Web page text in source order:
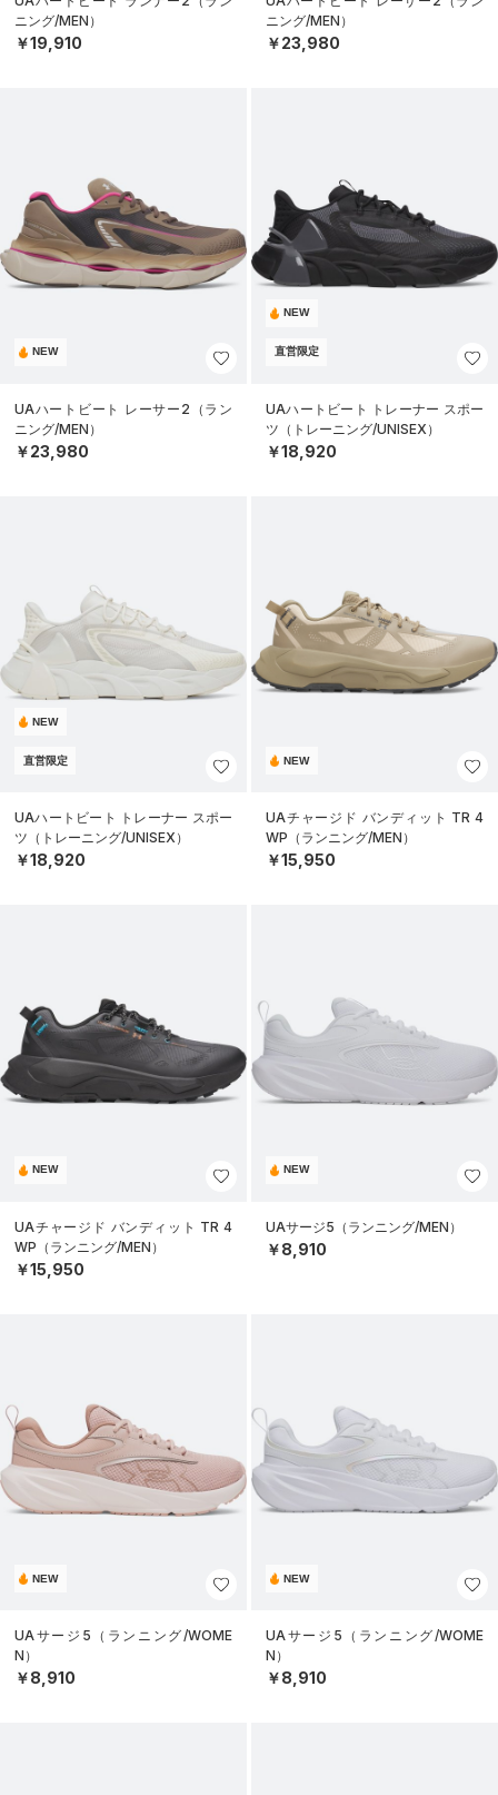
ニング/MEN）
￥19,910
ニング/MEN）
￥23,980
NEW
UAハートビート レーサー2（ラン
ニング/MEN）
￥23,980
NEW
直営限定
UAハートビート トレーナー スポー
ツ（トレーニング/UNISEX）
￥18,920
NEW
直営限定
UAハートビート トレーナー スポー
ツ（トレーニング/UNISEX）
￥18,920
NEW
UAチャージド バンディット TR 4
WP（ランニング/MEN）
￥15,950
NEW
UAチャージド バンディット TR 4
WP（ランニング/MEN）
￥15,950
NEW
UAサージ5（ランニング/MEN）
￥8,910
NEW
UAサージ5（ランニング/WOME
N）
￥8,910
NEW
UAサージ5（ランニング/WOME
N）
￥8,910